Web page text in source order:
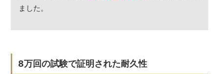
ました。
8万回の試験で証明された耐久性